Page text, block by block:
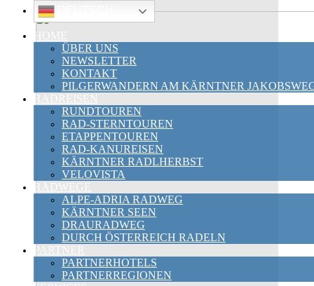
HOME
ÜBER UNS
NEWSLETTER
KONTAKT
PILGERWANDERN AM KÄRNTNER
RADREISEN
RUNDTOUREN
RAD-STERNTOUREN
ETAPPENTOUREN
RAD-KANUREISEN
KÄRNTNER RADLHERBST
VELOVISTA
RADWEGE
ALPE-ADRIA RADWEG
KÄRNTNER SEEN
DRAURADWEG
DURCH ÖSTERREICH RADELN
PARTNER
PARTNERHOTELS
PARTNERREGIONEN